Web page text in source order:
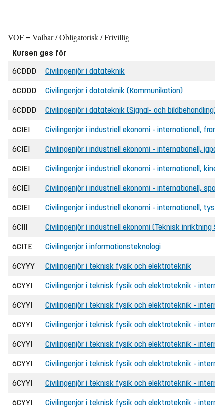
VOF = Valbar / Obligatorisk / Frivillig
Kursen ges för
6CDDD
Civilingenjör i datateknik
6CDDD Civilingenjör i datateknik (Kommunikation)
6CDDD Civilingenjör i datateknik (Signal- och bildbehandling)
6CIEI Civilingenjör i industriell ekonomi - internationell,
6CIEI Civilingenjör i industriell ekonomi - internationell,
6CIEI Civilingenjör i industriell ekonomi - internationell,
6CIEI Civilingenjör i industriell ekonomi - internationell,
6CIEI Civilingenjör i industriell ekonomi - internationell,
6CIII Civilingenjör i industriell ekonomi (Teknisk inriktning
6CITE Civilingenjör i informationsteknologi
6CYYY Civilingenjör i teknisk fysik och elektroteknik
6CYYI Civilingenjör i teknisk fysik och elektroteknik -
6CYYI Civilingenjör i teknisk fysik och elektroteknik -
6CYYI Civilingenjör i teknisk fysik och elektroteknik -
6CYYI Civilingenjör i teknisk fysik och elektroteknik -
6CYYI Civilingenjör i teknisk fysik och elektroteknik -
6CYYI Civilingenjör i teknisk fysik och elektroteknik -
6CYYI Civilingenjör i teknisk fysik och elektroteknik -